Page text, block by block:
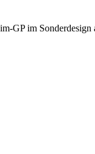
GP im Sonderdesign